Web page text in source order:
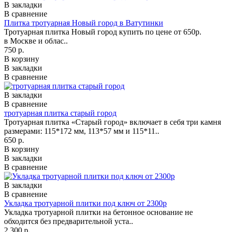
В закладки
В сравнение
Плитка тротуарная Новый город в Ватутинки
Тротуарная плитка Новый город купить по цене от 650р.
в Москве и облас..
750 р.
В корзину
В закладки
В сравнение
В закладки
В сравнение
тротуарная плитка старый город
Тротуарная плитка «Старый город» включает в себя три камня
размерами: 115*172 мм, 113*57 мм и 115*11..
650 р.
В корзину
В закладки
В сравнение
В закладки
В сравнение
Укладка тротуарной плитки под ключ от 2300р
Укладка тротуарной плитки на бетонное основание не
обходится без предварительной уста..
2 300 р.